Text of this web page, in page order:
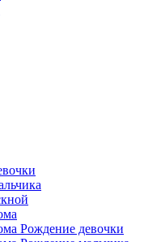
Рождение девочки